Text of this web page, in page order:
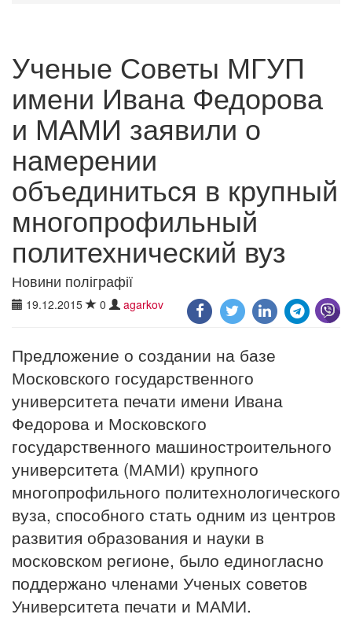
Ученые Советы МГУП
имени Ивана Федорова
и МАМИ заявили о
намерении
объединиться в крупный
многопрофильный
политехнический вуз
Новини поліграфії
19.12.2015 0 agarkov
Предложение о создании на базе
Московского государственного
университета печати имени Ивана
Федорова и Московского
государственного машиностроительного
университета (МАМИ) крупного
многопрофильного политехнологического
вуза, способного стать одним из центров
развития образования и науки в
московском регионе, было единогласно
поддержано членами Ученых советов
Университета печати и МАМИ.